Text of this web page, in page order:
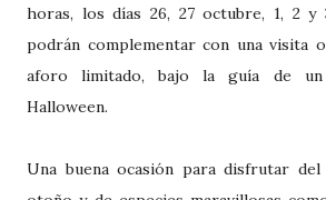
horas, los días 26, 27 octubre, 1, 2 y
podrán complementar con una visita
aforo limitado, bajo la guía de
Halloween.
Una buena ocasión para disfrutar